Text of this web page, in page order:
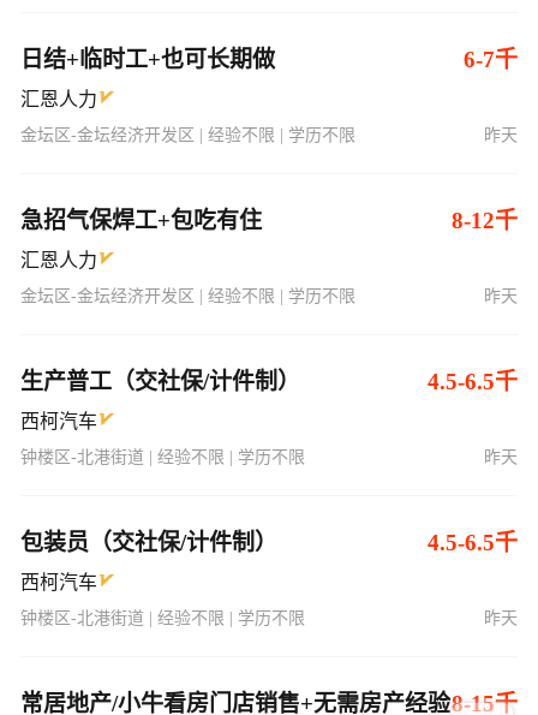
日结+临时工+也可长期做 6-7千
汇恩人力
金坛区-金坛经济开发区 | 经验不限 | 学历不限 昨天
急招气保焊工+包吃有住 8-12千
汇恩人力
金坛区-金坛经济开发区 | 经验不限 | 学历不限 昨天
生产普工（交社保/计件制） 4.5-6.5千
西柯汽车
钟楼区-北港街道 | 经验不限 | 学历不限 昨天
包装员（交社保/计件制） 4.5-6.5千
西柯汽车
钟楼区-北港街道 | 经验不限 | 学历不限 昨天
常居地产/小牛看房门店销售+无需房产经验8-15千